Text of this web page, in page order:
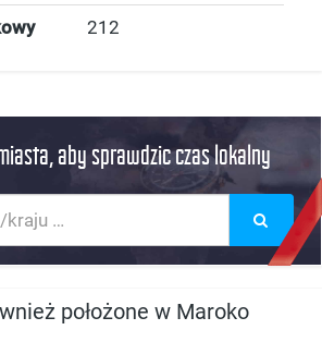
212
aby sprawdzic czas lokalny
położone w Maroko